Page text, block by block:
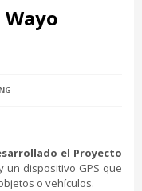
el Proyecto
un dispositivo GPS que
o vehículos.